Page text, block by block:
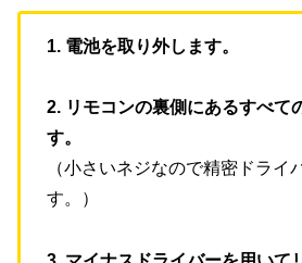
1. 電池を取り外します。
2. リモコンの裏側にあるすべて
す。
（小さいネジなので精密ドライ
す。）